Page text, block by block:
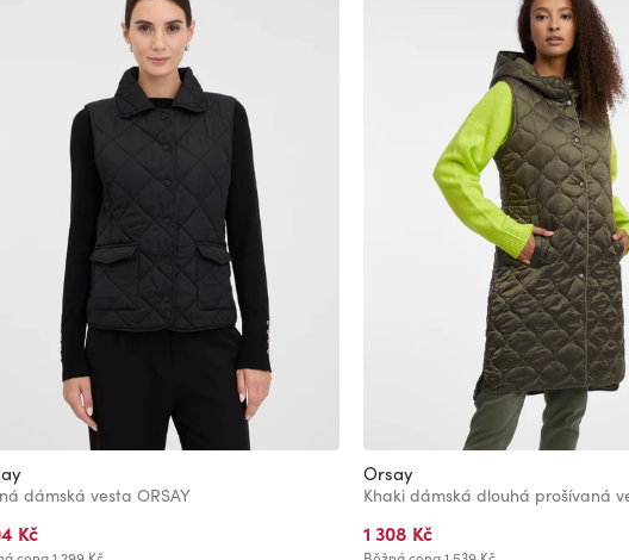
dámská vesta ORSAY
Kč
Orsay
Khaki dámská dlouhá prošívaná
1 308 Kč